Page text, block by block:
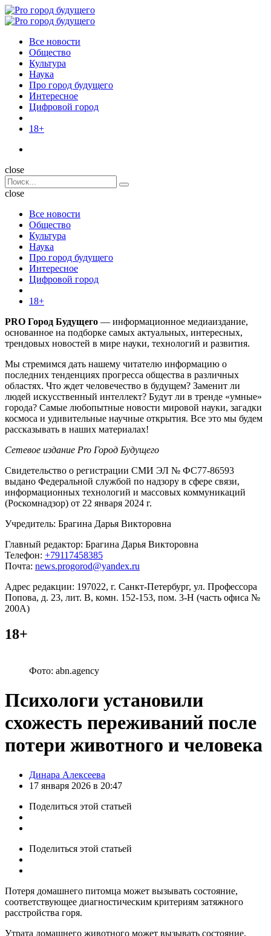
Menu
Поиск
Menu
Pro
Все новости
Общество
Культура
Наука
Про город будущего
Интересное
Цифровой город
18+
Поиск
close
Search
for:
Поиск
close
Все новости
Общество
Культура
Наука
Про город будущего
Интересное
Цифровой город
18+
PRO Город Будущего — информационное медиаиздание,
основанное на подборке самых актуальных, интересных,
трендовых новостей в мире науки, технологий и развития.
Мы стремимся дать нашему читателю информацию о
последних тенденциях прогресса общества в различных
областях. Что ждет человечество в будущем? Заменит ли
людей искусственный интеллект? Будут ли в тренде «умные»
города? Самые любопытные новости мировой науки, загадки
космоса и удивительные научные открытия. Все это мы будем
рассказывать в наших материалах!
Сетевое издание Pro Город Будущего
Свидетельство о регистрации СМИ ЭЛ № ФС77-86593
выдано Федеральной службой по надзору в сфере связи,
информационных технологий и массовых коммуникаций
(Роскомнадзор) от 22 января 2024 г.
Учредитель: Брагина Дарья Викторовна
Главный редактор: Брагина Дарья Викторовна
Телефон: +79117458385
Почта: news.progorod@yandex.ru
Адрес редакции: 197022, г. Санкт-Петербург, ул. Профессора
Попова, д. 23, лит. В, комн. 152-153, пом. 3-Н (часть офиса №
200А)
18+
Фото: abn.agency
Психологи установили
схожесть переживаний после
потери животного и человека
Posted
by
Динара Алексеева
17 января 2026 в 20:47
Поделиться этой статьей
Поделиться этой статьей
Потеря домашнего питомца может вызывать состояние,
соответствующее диагностическим критериям затяжного
расстройства горя.
Утрата домашнего животного может вызывать состояние,